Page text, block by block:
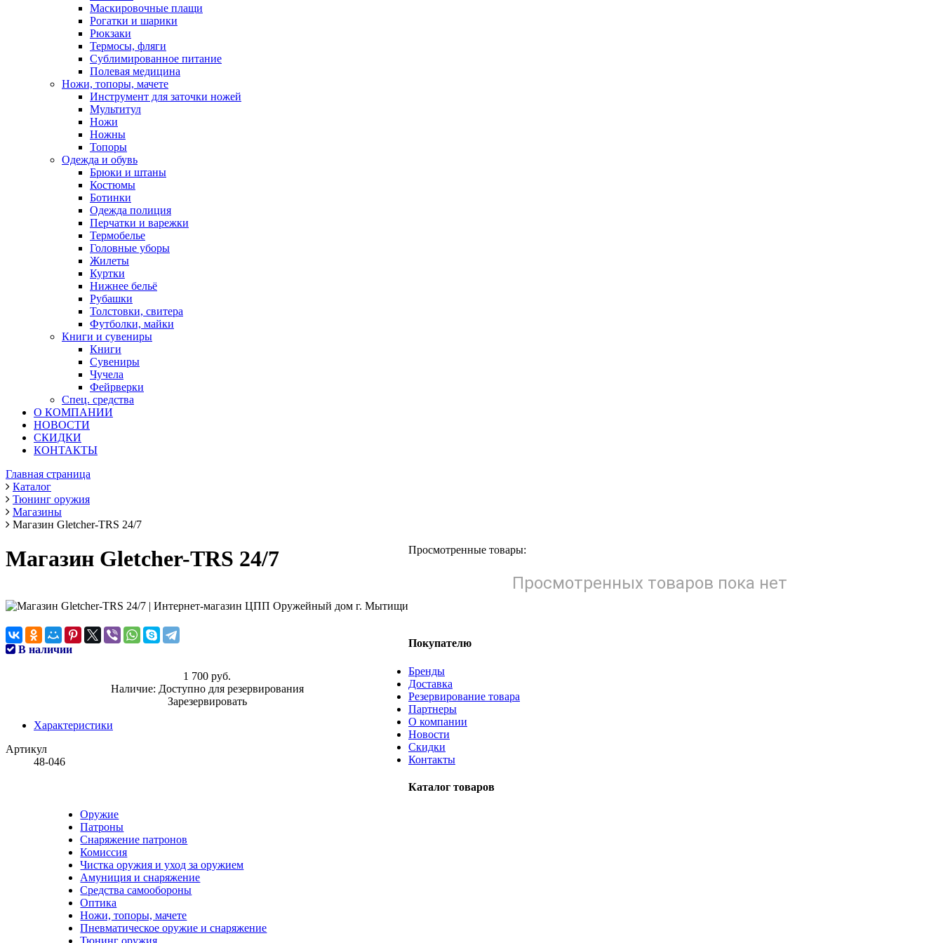
Маскировочные плащи
Рогатки и шарики
Рюкзаки
Термосы, фляги
Сублимированное питание
Полевая медицина
Ножи, топоры, мачете
Инструмент для заточки ножей
Мультитул
Ножи
Ножны
Топоры
Одежда и обувь
Брюки и штаны
Костюмы
Ботинки
Одежда полиция
Перчатки и варежки
Термобелье
Головные уборы
Жилеты
Куртки
Нижнее бельё
Рубашки
Толстовки, свитера
Футболки, майки
Книги и сувениры
Книги
Сувениры
Чучела
Фейрверки
Спец. средства
О КОМПАНИИ
НОВОСТИ
СКИДКИ
КОНТАКТЫ
Главная страница
Каталог
Тюнинг оружия
Магазины
Магазин Gletcher-TRS 24/7
Магазин Gletcher-TRS 24/7
В наличии
1 700 руб.
Наличие: Доступно для резервирования
Зарезервировать
Характеристики
Артикул
48-046
Просмотренные товары:
Просмотренных товаров пока нет
Покупателю
Бренды
Доставка
Резервирование товара
Партнеры
О компании
Новости
Скидки
Контакты
Каталог товаров
Оружие
Патроны
Снаряжение патронов
Комиссия
Чистка оружия и уход за оружием
Амуниция и снаряжение
Средства самообороны
Оптика
Ножи, топоры, мачете
Пневматическое оружие и снаряжение
Тюнинг оружия